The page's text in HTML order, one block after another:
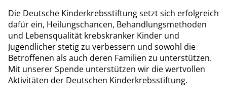
Die Deutsche Kinderkrebsstiftung setzt sich erfolgreich
dafür ein, Heilungschancen, Behandlungsmethoden
und Lebensqualität krebskranker Kinder und
Jugendlicher stetig zu verbessern und sowohl die
Betroffenen als auch deren Familien zu unterstützen.
Mit unserer Spende unterstützen wir die wertvollen
Aktivitäten der Deutschen Kinderkrebsstiftung.